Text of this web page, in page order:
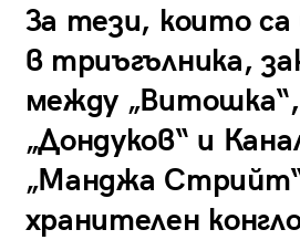
За тези, които са
в триъгълника,
между „Витошка“,
„Дондуков“ и
„Манджа
хранителен